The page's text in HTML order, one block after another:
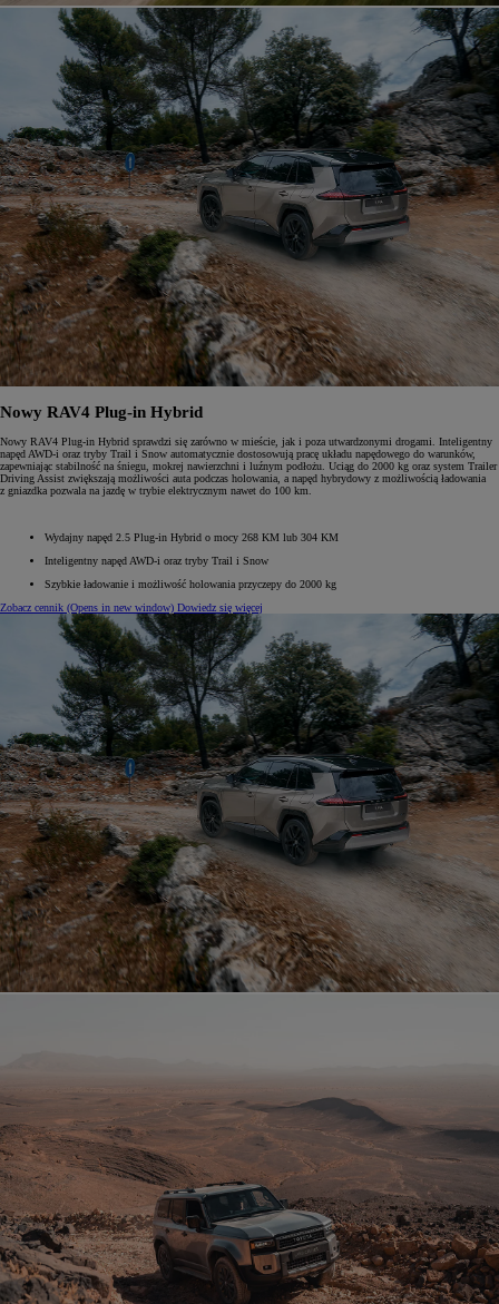
Nowy RAV4 Plug-in Hybrid
Nowy RAV4 Plug-in Hybrid sprawdzi się zarówno w mieście, jak i poza utwardzonymi drogami. Inteligentny
napęd AWD-i oraz tryby Trail i Snow automatycznie dostosowują pracę układu napędowego do warunków,
zapewniając stabilność na śniegu, mokrej nawierzchni i luźnym podłożu. Uciąg do 2000 kg oraz system Trailer
Driving Assist zwiększają możliwości auta podczas holowania, a napęd hybrydowy z możliwością ładowania
z gniazdka pozwala na jazdę w trybie elektrycznym nawet do 100 km.
Wydajny napęd 2.5 Plug-in Hybrid o mocy 268 KM lub 304 KM
Inteligentny napęd AWD-i oraz tryby Trail i Snow
Szybkie ładowanie i możliwość holowania przyczepy do 2000 kg
Zobacz cennik (Opens in new window) Dowiedz się więcej